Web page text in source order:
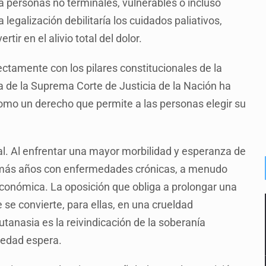
personas no terminales, vulnerables o incluso
debilitaría los cuidados paliativos,
en el alivio total del dolor.
con los pilares constitucionales de la
la Suprema Corte de Justicia de la Nación ha
un derecho que permite a las personas elegir su
Al enfrentar una mayor morbilidad y esperanza de
años con enfermedades crónicas, a menudo
La oposición que obliga a prolongar una
convierte, para ellas, en una crueldad
es la reivindicación de la soberanía
espera.